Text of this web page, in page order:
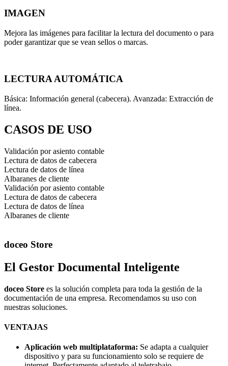
IMAGEN
Mejora las imágenes para facilitar la lectura del documento o para
poder garantizar que se vean sellos o marcas.
LECTURA AUTOMÁTICA
Básica: Información general (cabecera). Avanzada: Extracción de
línea.
CASOS DE USO
Validación por asiento contable
Lectura de datos de cabecera
Lectura de datos de línea
Albaranes de cliente
Validación por asiento contable
Lectura de datos de cabecera
Lectura de datos de línea
Albaranes de cliente
doceo Store
El Gestor Documental Inteligente
doceo Store es la solución completa para toda la gestión de la
documentación de una empresa. Recomendamos su uso con
nuestras soluciones.
VENTAJAS
Aplicación web multiplataforma: Se adapta a cualquier
dispositivo y para su funcionamiento solo se requiere de